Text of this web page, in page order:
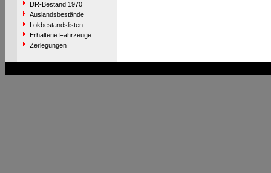
DR-Bestand 1970
Auslandsbestände
Lokbestandslisten
Erhaltene Fahrzeuge
Zerlegungen